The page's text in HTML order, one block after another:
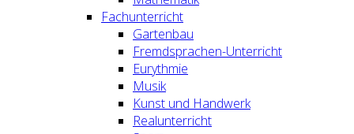
Fachunterricht
Gartenbau
Fremdsprachen-Unterricht
Eurythmie
Musik
Kunst und Handwerk
Realunterricht